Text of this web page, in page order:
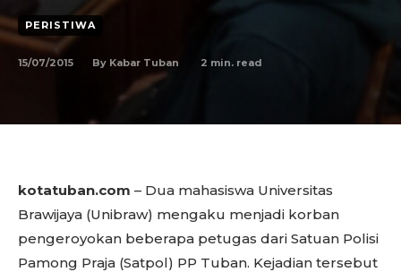
PERISTIWA
15/07/2015 By Kabar Tuban 2 min. read
kotatuban.com – Dua mahasiswa Universitas
Brawijaya (Unibraw) mengaku menjadi korban
pengeroyokan beberapa petugas dari Satuan Polisi
Pamong Praja (Satpol) PP Tuban. Kejadian tersebut